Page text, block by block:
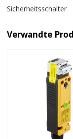
Sicherheitsschalter
Verwandte